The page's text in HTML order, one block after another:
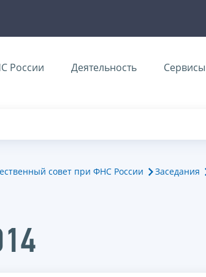
России Деятельность Сервисы
совет при ФНС России Заседания